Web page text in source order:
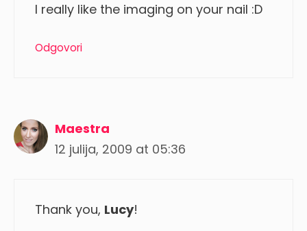
I really like the imaging on your nail :D
Odgovori
Maestra
12 julija, 2009 at 05:36
Thank you, Lucy!